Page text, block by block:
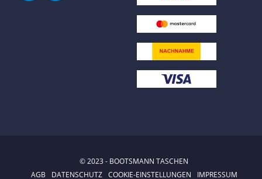
© 2023 - BOOTSMANN TASCHEN
AGB
DATENSCHUTZ COOKIE-EINSTELLUNGEN IMPRESSUM